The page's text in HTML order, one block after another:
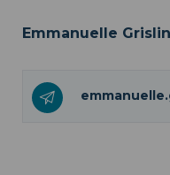
Emmanuelle Grislin